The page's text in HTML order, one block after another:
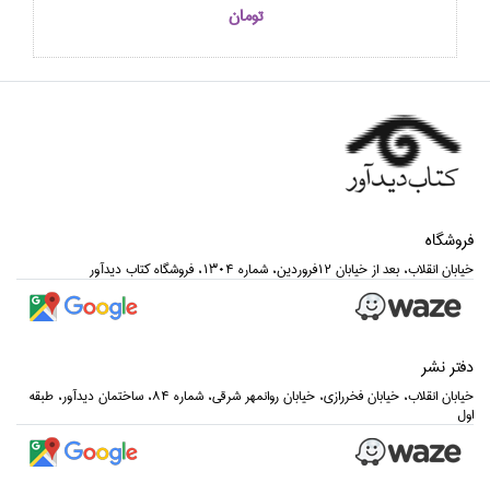
تومان
فروشگاه
خيابان انقلاب، بعد از خيابان 12فروردين، شماره 1304، فروشگاه كتاب ديدآور
دفتر نشر
خيابان انقلاب، خيابان فخررازي، خيابان روانمهر شرقي، شماره 84، ساختمان ديدآور، طبقه
اول